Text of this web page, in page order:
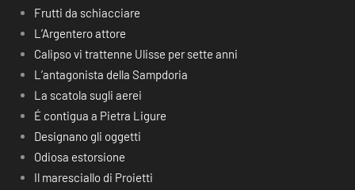
Frutti da schiacciare
L’Argentero attore
Calipso vi trattenne Ulisse per sette anni
L’antagonista della Sampdoria
La scatola sugli aerei
É contigua a Pietra Ligure
Designano gli oggetti
Odiosa estorsione
Il maresciallo di Proietti